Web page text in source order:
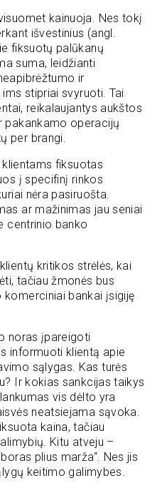
kainuoja. Nes tokį
išvestinius (angl.
fiksuotų palūkanų
suma, leidžianti
ir
stipriai svyruoti. Tai
reikalaujantys aukštos
pakankamo operacijų
per brangi.
fiksuotas
į specifinį rinkos
nėra pasiruošta.
ar mažinimas jau seniai
centrinio banko
kritikos strėlės, kai
tačiau žmonės bus
bankai įsigiję
noras įpareigoti
informuoti klientą apie
sąlygas. Kas turės
Ir kokias sankcijas taikys
vis dėlto yra
neatsiejama sąvoka.
kaina, tačiau
Kitu atveju –
plius marža“. Nes jis
keitimo galimybes.